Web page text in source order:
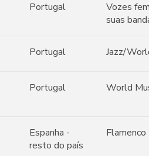
Portugal
Vozes
suas
Portugal Jazz/
Portugal World
Espanha -
resto do país
Flamenco